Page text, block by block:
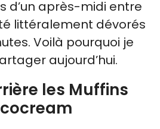
d’un après-midi entre
littéralement dévorés
Voilà pourquoi je
aujourd’hui.
les Muffins